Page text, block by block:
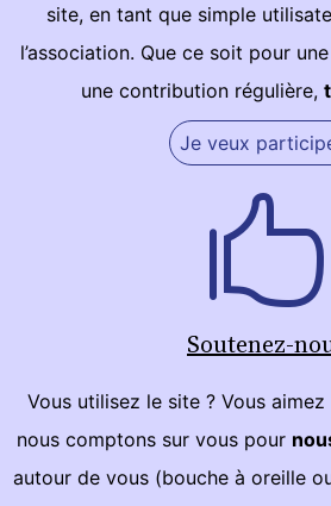
site, en tant que simple
l’association. Que ce soit pour
une contribution régulière,
Je veux
Soutenez-
Vous utilisez le site ? Vous
nous comptons sur vous pour
autour de vous (bouche à oreille